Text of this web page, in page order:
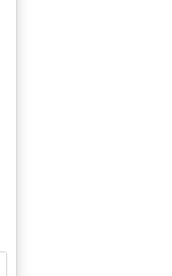
MISTO-SVP CI